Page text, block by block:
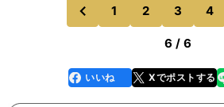
前
のページへ
1 2 3 4
6 / 6
faceboo
k
いいね Xでポストする
line